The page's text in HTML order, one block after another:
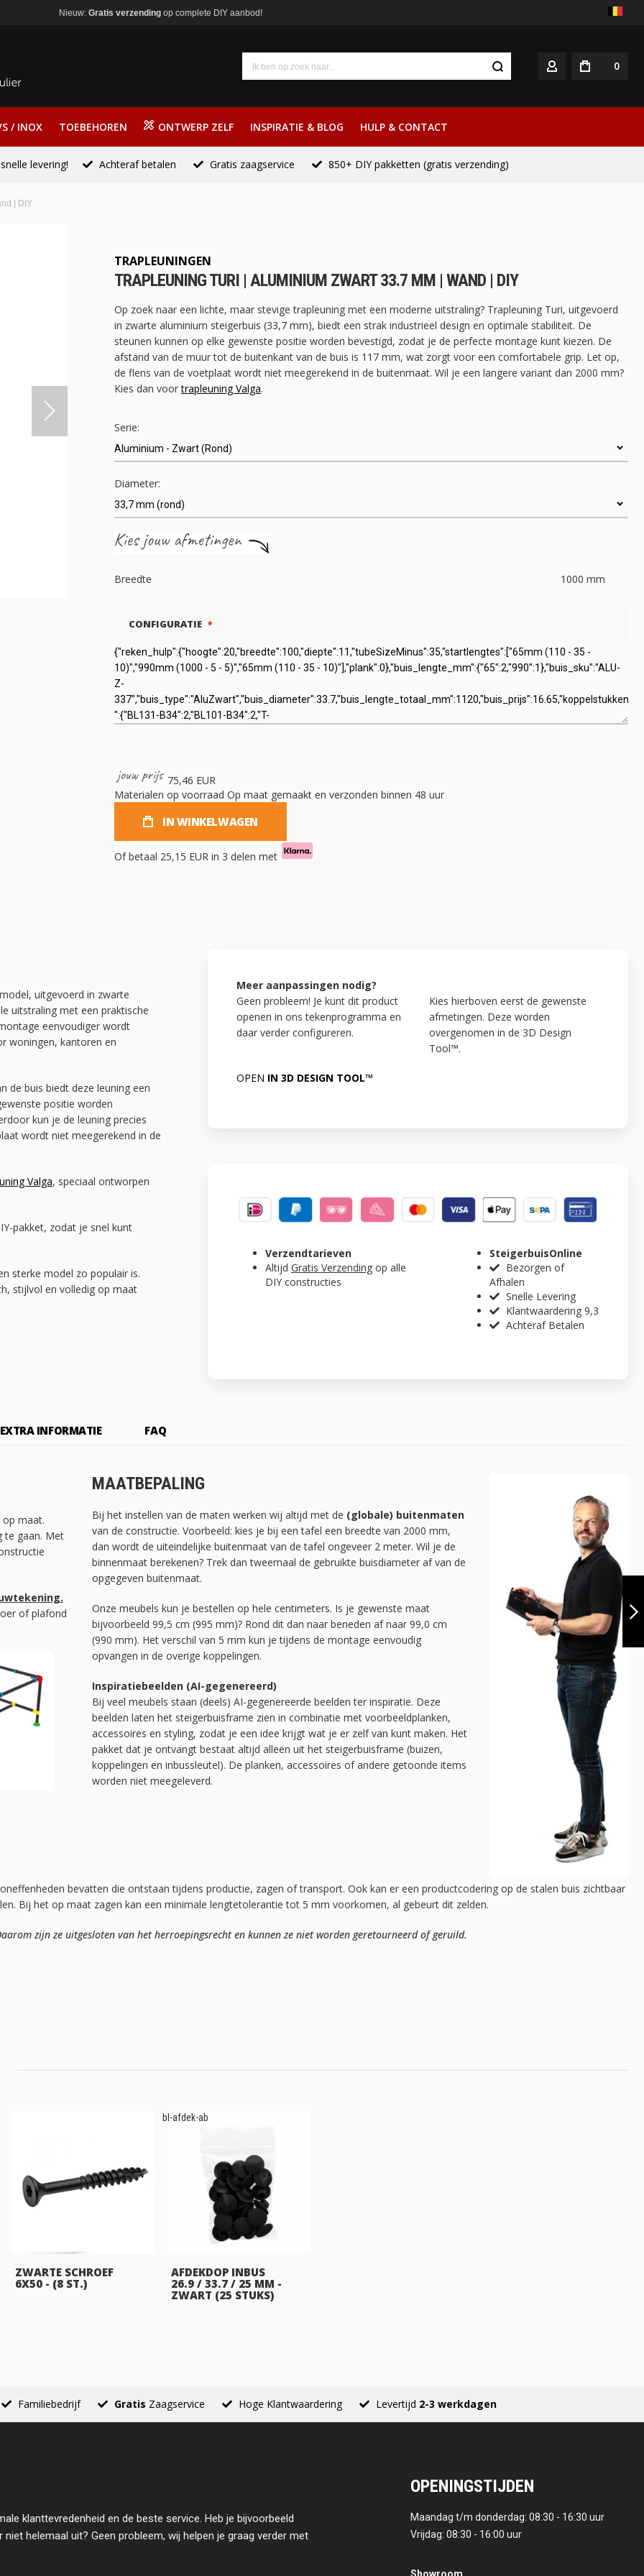
Nieuw: Gratis verzendingop complete DIY aanbod!
ACCOUNT 0
/ INOX TOEBEHOREN ONTWERP ZELF INSPIRATIE & BLOG HULP & CONTACT
levering! Achteraf betalen Gratis zaagservice 850+ DIY pakketten (gratis verzending)
| DIY
TRAPLEUNING
TURI | STAAL 33.7
MM | WAND |
DIY
VOLGENDE
TRAPLEUNINGEN
TRAPLEUNING TURI | ALUMINIUM ZWART 33.7 MM | WAND | DIY
Op zoek naar een lichte, maar stevige trapleuning met een moderne uitstraling? Trapleuning Turi, uitgevoerd
in zwarte aluminium steigerbuis (33,7 mm), biedt een strak industrieel design en optimale stabiliteit. De
steunen kunnen op elke gewenste positie worden bevestigd, zodat je de perfecte montage kunt kiezen. De
afstand van de muur tot de buitenkant van de buis is 117 mm, wat zorgt voor een comfortabele grip. Let op,
de flens van de voetplaat wordt niet meegerekend in de buitenmaat. Wil je een langere variant dan 2000 mm?
Kies dan voortrapleuning Valga.
Serie:
Diameter:
Breedte 1000 mm
CONFIGURATIE
75,46 EUR
Materialen op voorraad Op maat gemaakt en verzonden binnen 48 uur
IN WINKELWAGEN
Of betaal 25,15 EUR in 3 delen met
uitgevoerd in zwarte
uitstraling met een praktische
eenvoudiger wordt
woningen, kantoren en
de buis biedt deze leuning een
positie worden
kun je de leuning precies
wordt niet meegerekend in de
Valga, speciaal ontworpen
pakket, zodat je snel kunt
sterke model zo populair is.
stijlvol en volledig op maat
Meer aanpassingen nodig?
Geen probleem! Je kunt dit product
openen in ons tekenprogramma en
daar verder configureren.
Kies hierboven eerst de gewenste
afmetingen. Deze worden
overgenomen in de 3D Design
Tool™.
OPEN IN 3D DESIGN TOOL™
Verzendtarieven
Altijd Gratis Verzending op alle
DIY constructies
SteigerbuisOnline
Bezorgen of
Afhalen
Snelle Levering
Klantwaardering 9,3
Achteraf Betalen
op maat.
te gaan. Met
of plafond
MAATBEPALING
Bij het instellen van de maten werken wij altijd met de (globale) buitenmaten
van de constructie. Voorbeeld: kies je bij een tafel een breedte van 2000 mm,
dan wordt de uiteindelijke buitenmaat van de tafel ongeveer 2 meter. Wil je de
binnenmaat berekenen? Trek dan tweemaal de gebruikte buisdiameter af van de
opgegeven buitenmaat.
Onze meubels kun je bestellen op hele centimeters. Is je gewenste maat
bijvoorbeeld 99,5 cm (995 mm)? Rond dit dan naar beneden af naar 99,0 cm
(990 mm). Het verschil van 5 mm kun je tijdens de montage eenvoudig
opvangen in de overige koppelingen.
Inspiratiebeelden (AI-gegenereerd)
Bij veel meubels staan (deels) AI-gegenereerde beelden ter inspiratie. Deze
beelden laten het steigerbuisframe zien in combinatie met voorbeeldplanken,
accessoires en styling, zodat je een idee krijgt wat je er zelf van kunt maken. Het
pakket dat je ontvangt bestaat altijd alleen uit het steigerbuisframe (buizen,
koppelingen en inbussleutel). De planken, accessoires of andere getoonde items
worden niet meegeleverd.
bevatten die ontstaan tijdens productie, zagen of transport. Ook kan er een productcodering op de stalen buis zichtbaar
Bij het op maat zagen kan een minimale lengtetolerantie tot 5 mm voorkomen, al gebeurt dit zelden.
zijn ze uitgesloten van het herroepingsrecht en kunnen ze niet worden geretourneerd of geruild.
EXTRA INFORMATIE FAQ
ZWARTE SCHROEF
6X50 - (8 ST.)
bl-afdek-ab
AFDEKDOP INBUS
26.9 / 33.7 / 25 MM -
ZWART (25 STUKS)
Familiebedrijf Gratis Zaagservice Hoge Klantwaardering Levertijd 2-3 werkdagen
klanttevredenheid en de beste service. Heb je bijvoorbeeld
helemaal uit? Geen probleem, wij helpen je graag verder met
OPENINGSTIJDEN
Maandag t/m donderdag: 08:30 - 16:30 uur
Vrijdag: 08:30 - 16:00 uur